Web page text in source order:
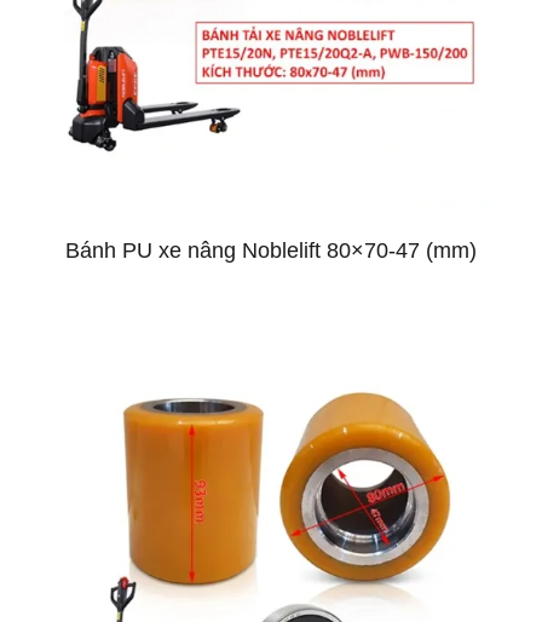
Bánh PU xe nâng Noblelift 80×70-47 (mm)